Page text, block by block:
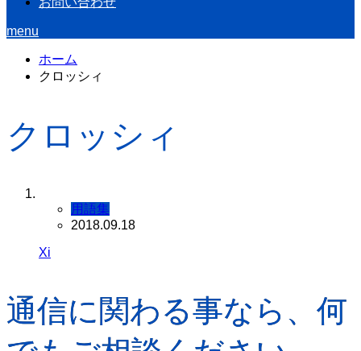
menu
ホーム
クロッシィ
クロッシィ
用語集
2018.09.18
Xi
通信に関わる事なら、何